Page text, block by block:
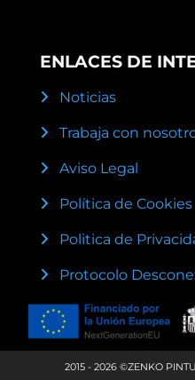
ENLACES DE
Noticias
Trabaja con
Aviso Legal
Política de Cookies
Politica de
Protocolo
2015 - 2026 ©ZENKO